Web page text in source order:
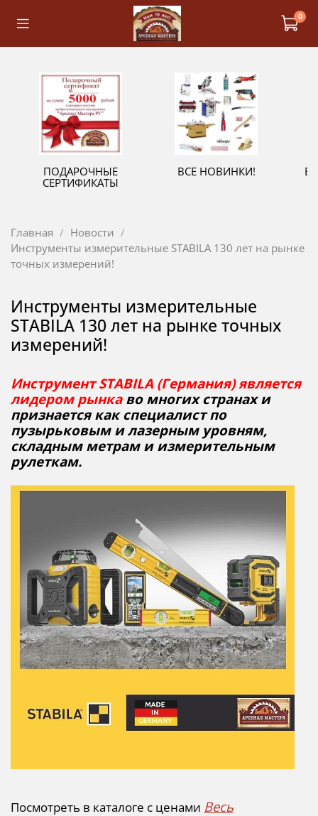
0
ПОДАРОЧНЫЕ
СЕРТИФИКАТЫ
ВСЕ НОВИНКИ!
Главная
Новости
Инструменты измерительные STABILA 130 лет на рынке
точных измерений!
Инструменты измерительные
STABILA 130 лет на рынке точных
измерений!
Инструмент STABILA (Германия) является
лидером рынкаво многих странах и
признается как специалист по
пузырьковым и лазерным уровням,
складным метрам и измерительным
рулеткам.
Посмотреть в каталоге с ценами Весь